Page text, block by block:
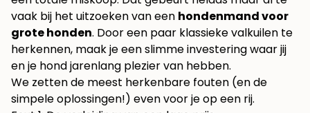
vaak bij het uitzoeken van een hondenmand voor
grote honden. Door een paar klassieke valkuilen te
herkennen, maak je een slimme investering waar jij
en je hond jarenlang plezier van hebben.
We zetten de meest herkenbare fouten (en de
simpele oplossingen!) even voor je op een rij.